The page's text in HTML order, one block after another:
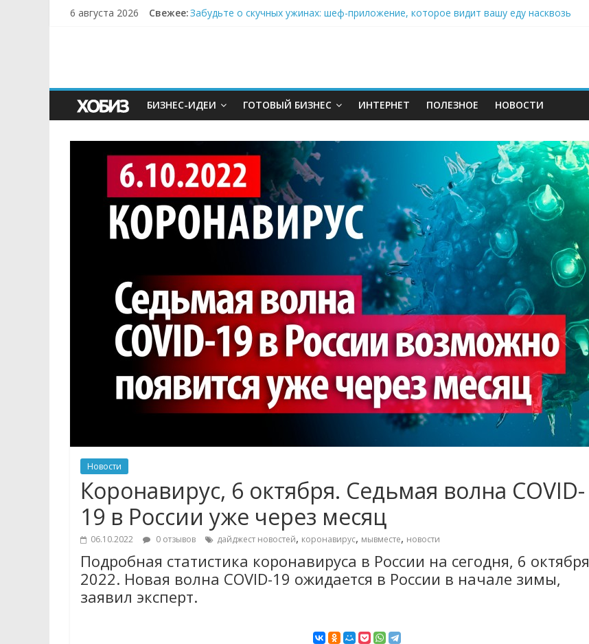
6 августа 2026 Свежее:Забудьте о скучных ужинах: шеф-приложение, которое видит вашу еду насквозь
БИЗНЕС-ИДЕИ ГОТОВЫЙ БИЗНЕС ИНТЕРНЕТ ПОЛЕЗНОЕ НОВОСТИ
Новости
Коронавирус, 6 октября. Седьмая волна COVID-
19 в России уже через месяц
06.10.2022 0 отзывов дайджест новостей, коронавирус, мывместе, новости
Подробная статистика коронавируса в России на сегодня, 6 октября
2022. Новая волна COVID-19 ожидается в России в начале зимы,
заявил эксперт.